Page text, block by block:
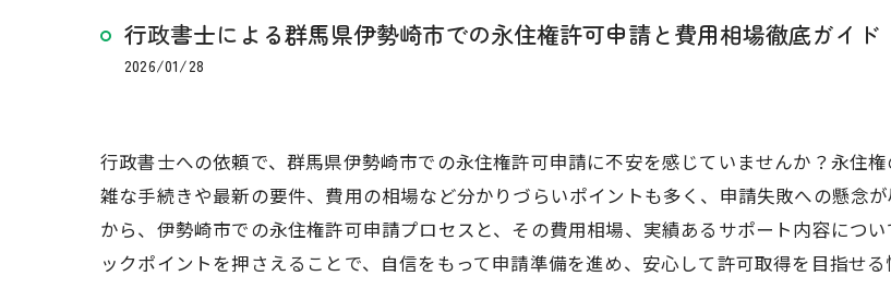
行政書士による群馬県伊勢崎市での永住権許可申請と費用相場徹底ガイド
2026/01/28
行政書士への依頼で、群馬県伊勢崎市での永住権許可申請に不安を感じていませんか？永住
雑な手続きや最新の要件、費用の相場など分かりづらいポイントも多く、申請失敗への懸念
から、伊勢崎市での永住権許可申請プロセスと、その費用相場、実績あるサポート内容につ
ックポイントを押さえることで、自信をもって申請準備を進め、安心して許可取得を目指せる